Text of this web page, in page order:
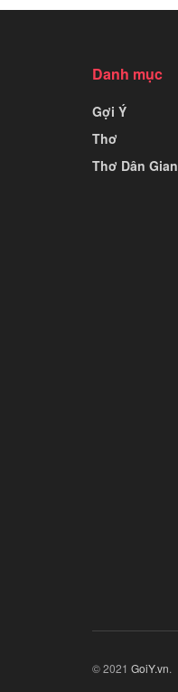
Danh mục
Gợi Ý
Thơ
Thơ Dân Gian
© 2021 GoiY.vn.